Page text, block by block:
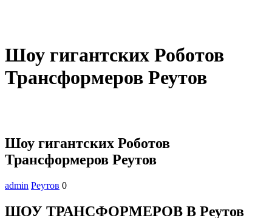
Шоу гигантских Роботов
Трансформеров Реутов
Шоу гигантских Роботов
Трансформеров Реутов
admin Реутов 0
ШОУ ТРАНСФОРМЕРОВ В Реутов